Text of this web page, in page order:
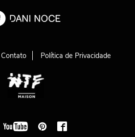
Contato Política de Privacidade